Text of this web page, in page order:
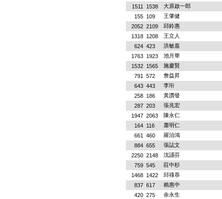
1511
1538
大原啟一郎
155
109
王肇健
2052 2109
邱鈴惠
1318
1208
王立人
624 423
洪敏嘉
1763
1923
池月華
1532
1565
施慶賢
791
572
詹益昇
643 443
李珩
258
186
黃讚發
287 203
張兆宏
1947 2063
陳永仁
164
116
蕭明仁
661
460
羅治鴻
884 655
張誌文
2250 2148
沈誦芬
759 545
莊中杉
1468
1422
邱祿恭
837 617
賴惠中
420 275
余永生